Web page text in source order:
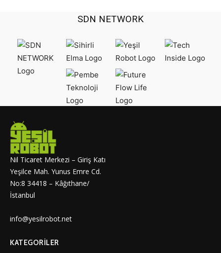
SDN NETWORK
Nil Ticaret Merkezi – Giriş Katı
Yeşilce Mah. Yunus Emre Cd.
No:8 34418 – Kâğıthane/
İstanbul
info@yesilrobot.net
KATEGORILER